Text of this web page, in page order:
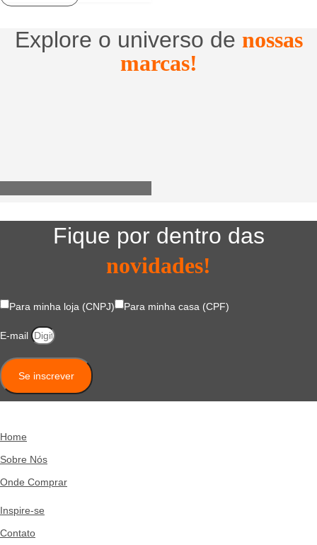
Explore o universo de nossas
marcas!
Fique por dentro das
novidades!
Para minha loja (CNPJ) Para minha casa (CPF)
E-mail
Se inscrever
Home
Sobre Nós
Onde Comprar
Inspire-se
Contato